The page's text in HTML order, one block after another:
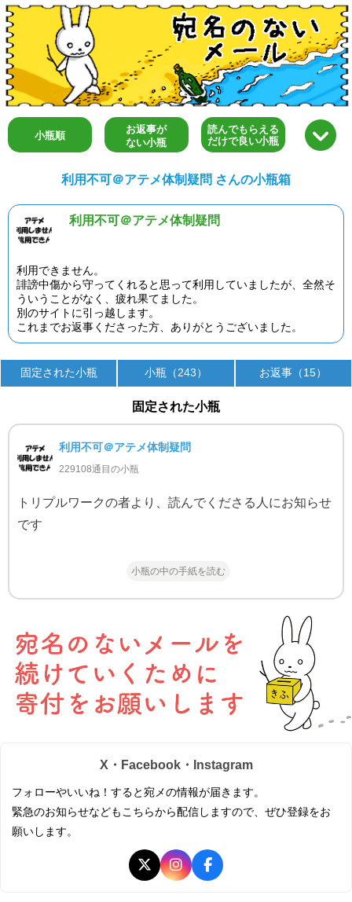
小瓶順
お返事が
ない小瓶
読んでもらえる
だけで良い小瓶
利用不可＠アテメ体制疑問 さんの小瓶箱
利用不可＠アテメ体制疑問
利用できません。
誹謗中傷から守ってくれると思って利用していましたが、全然そ
ういうことがなく、疲れ果てました。
別のサイトに引っ越します。
これまでお返事くださった方、ありがとうございました。
固定された小瓶 小瓶（243） お返事（15）
固定された小瓶
利用不可＠アテメ体制疑問
229108通目の小瓶
トリプルワークの者より、読んでくださる人にお知らせ
です
小瓶の中の手紙を読む
X・Facebook・Instagram
フォローやいいね！すると宛メの情報が届きます。
緊急のお知らせなどもこちらから配信しますので、ぜひ登録をお
願いします。